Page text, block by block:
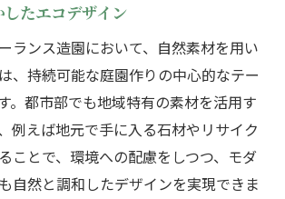
たエコデザイン
ランス造園において、自然素材を用い
、持続可能な庭園作りの中心的なテー
。都市部でも地域特有の素材を活用す
例えば地元で手に入る石材やリサイク
ことで、環境への配慮をしつつ、モダ
自然と調和したデザインを実現できま